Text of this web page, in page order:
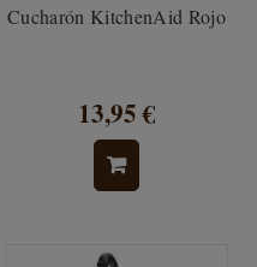
Cucharón KitchenAid Rojo
13,95 €